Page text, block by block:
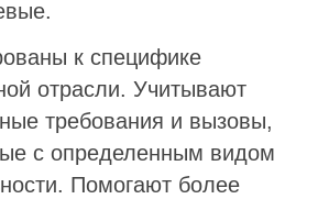
к специфике
отрасли. Учитывают
требования и вызовы,
с определенным видом
Помогают более